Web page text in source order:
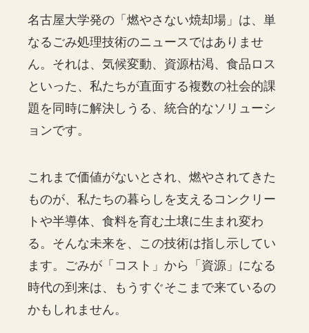
名古屋大学発の「燃やさない焼却場」は、単
なるごみ処理技術のニュースではありませ
ん。それは、気候変動、資源枯渇、食品ロス
といった、私たちが直面する複数の社会的課
題を同時に解決しうる、統合的なソリューシ
ョンです。
これまで価値がないとされ、燃やされてきた
ものが、私たちの暮らしを支えるコンクリー
トや半導体、食料を育む土壌に生まれ変わ
る。そんな未来を、この技術は指し示してい
ます。ごみが「コスト」から「資源」になる
時代の到来は、もうすぐそこまで来ているの
かもしれません。